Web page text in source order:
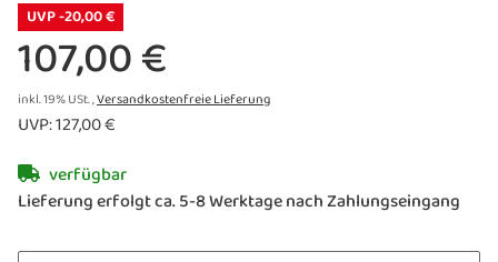
UVP -20,00 €
107,00 €
inkl. 19% USt. ,Versandkostenfreie Lieferung
UVP:127,00 €
verfügbar
Lieferung erfolgt ca. 5-8 Werktage nach Zahlungseingang